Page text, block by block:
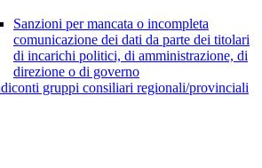
Sanzioni per mancata o incompleta
comunicazione dei dati da parte dei titolari
di incarichi politici, di amministrazione, di
direzione o di governo
gruppi consiliari regionali/provinciali